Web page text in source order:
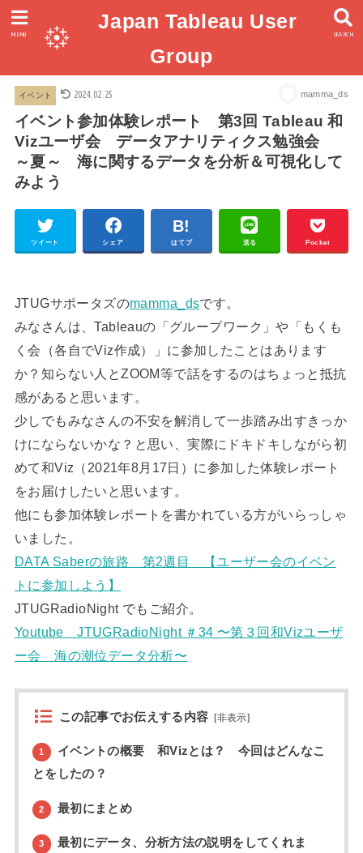
Japan Tableau User
Group
SEARCH
MENU
イベント 2024.02.25 mamma_ds
イベント参加体験レポート 第3回 Tableau 和
Vizユーザ会 データアナリティクス勉強会
～夏～ 海に関するデータを分析＆可視化して
みよう
ツイート シェア はてブ 送る Pocket
JTUGサポータズのmamma_dsです。
みなさんは、Tableauの「グループワーク」や「もくも
く会（各自でViz作成）」に参加したことはあります
か？知らない人とZOOM等で話をするのはちょっと抵抗
感があると思います。
少しでもみなさんの不安を解消して一歩踏み出すきっか
けにならないかな？と思い、実際にドキドキしながら初
めて和Viz（2021年8月17日）に参加した体験レポート
をお届けしたいと思います。
他にも参加体験レポートを書かれている方がいらっしゃ
いました。
DATA Saberの旅路 第2週目 【ユーザー会のイベン
トに参加しよう】
JTUGRadioNight でもご紹介。
Youtube JTUGRadioNight ＃34 〜第３回和Vizユーザ
ー会 海の潮位データ分析〜
この記事でお伝えする内容 [非表示]
1
イベントの概要 和Vizとは？ 今回はどんなこ
とをしたの？
2 最初にまとめ
3
最初にデータ、分析方法の説明をしてくれま